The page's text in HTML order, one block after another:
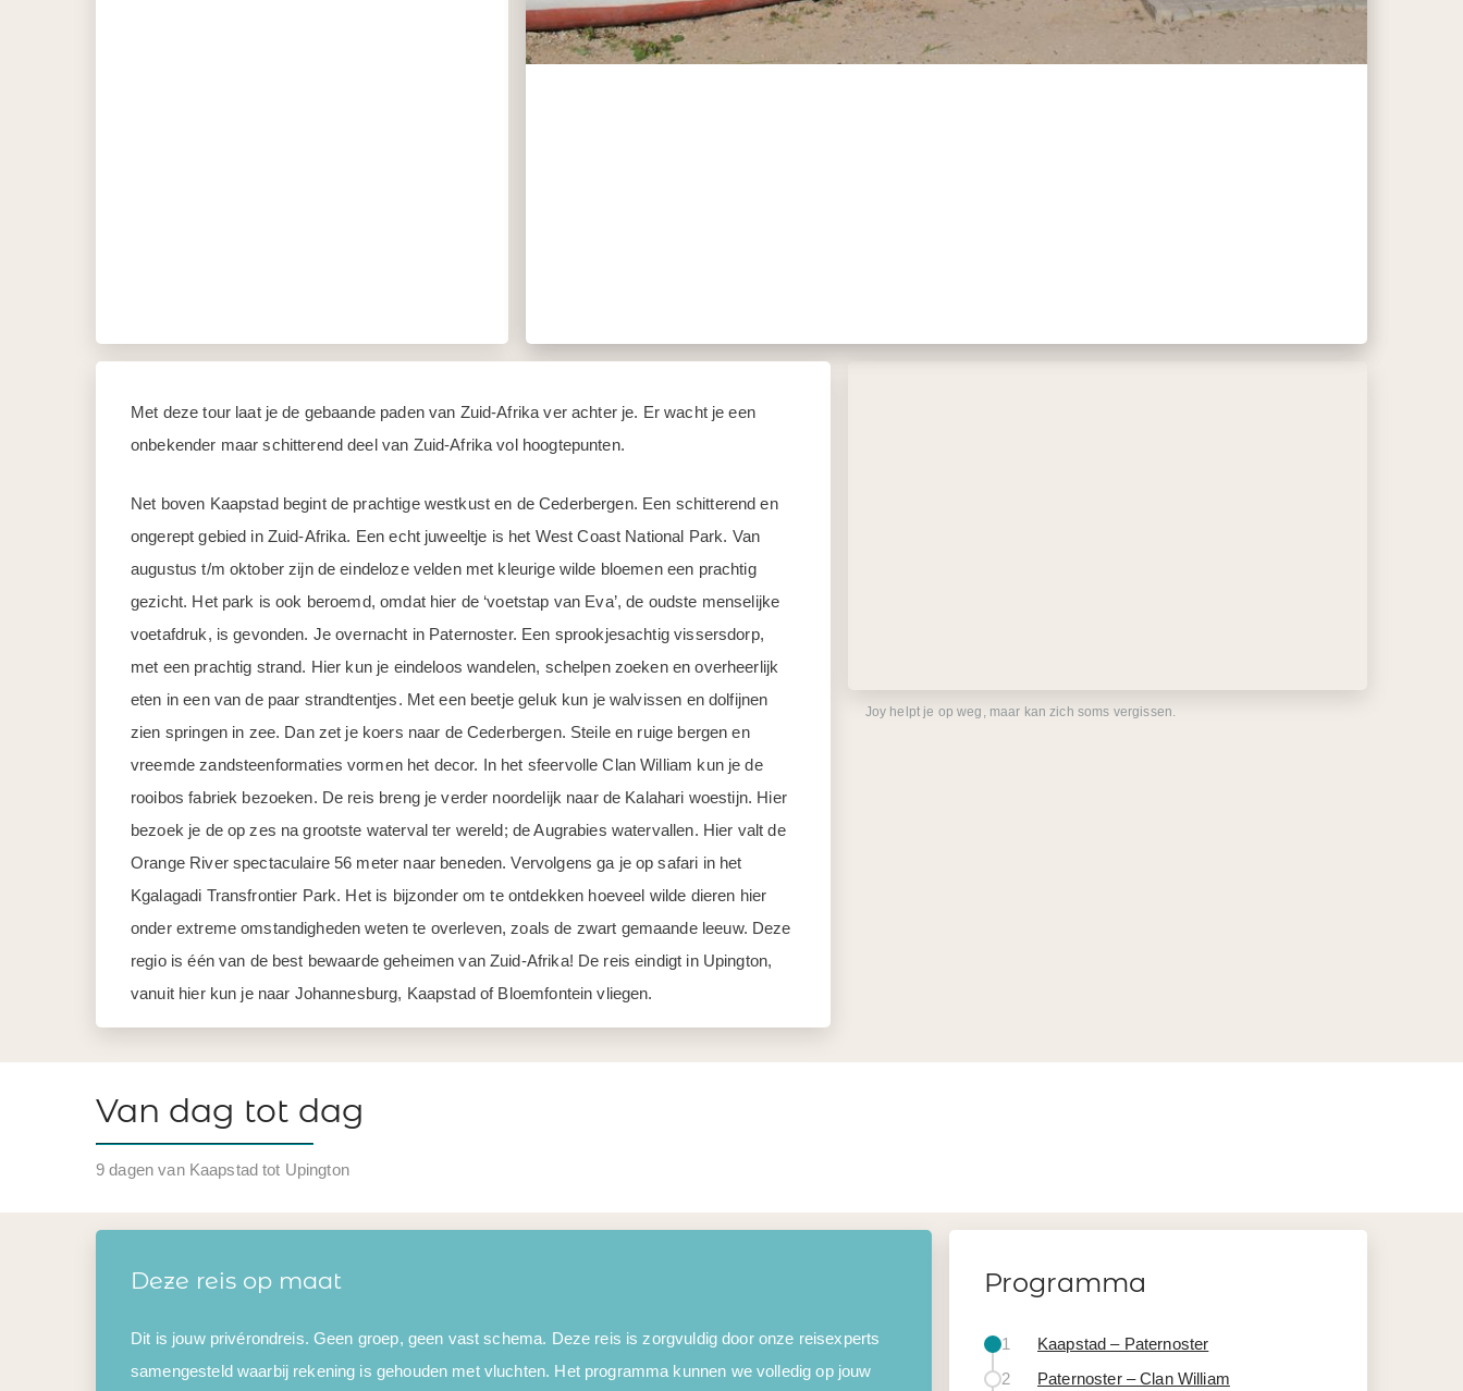
Met deze tour laat je de gebaande paden van Zuid-Afrika ver achter je. Er wacht je een
onbekender maar schitterend deel van Zuid-Afrika vol hoogtepunten.
Net boven Kaapstad begint de prachtige westkust en de Cederbergen. Een schitterend en
ongerept gebied in Zuid-Afrika. Een echt juweeltje is het West Coast National Park. Van
augustus t/m oktober zijn de eindeloze velden met kleurige wilde bloemen een prachtig
gezicht. Het park is ook beroemd, omdat hier de ‘voetstap van Eva’, de oudste menselijke
voetafdruk, is gevonden. Je overnacht in Paternoster. Een sprookjesachtig vissersdorp,
met een prachtig strand. Hier kun je eindeloos wandelen, schelpen zoeken en overheerlijk
eten in een van de paar strandtentjes. Met een beetje geluk kun je walvissen en dolfijnen
zien springen in zee. Dan zet je koers naar de Cederbergen. Steile en ruige bergen en
vreemde zandsteenformaties vormen het decor. In het sfeervolle Clan William kun je de
rooibos fabriek bezoeken. De reis breng je verder noordelijk naar de Kalahari woestijn. Hier
bezoek je de op zes na grootste waterval ter wereld; de Augrabies watervallen. Hier valt de
Orange River spectaculaire 56 meter naar beneden. Vervolgens ga je op safari in het
Kgalagadi Transfrontier Park. Het is bijzonder om te ontdekken hoeveel wilde dieren hier
onder extreme omstandigheden weten te overleven, zoals de zwart gemaande leeuw. Deze
regio is één van de best bewaarde geheimen van Zuid-Afrika! De reis eindigt in Upington,
vanuit hier kun je naar Johannesburg, Kaapstad of Bloemfontein vliegen.
Joy helpt je op weg, maar kan zich soms vergissen.
Van dag tot dag
9 dagen van Kaapstad tot Upington
Deze reis op maat
Dit is jouw privérondreis. Geen groep, geen vast schema. Deze reis is zorgvuldig door onze reisexperts
samengesteld waarbij rekening is gehouden met vluchten. Het programma kunnen we volledig op jouw
Programma
1
Kaapstad – Paternoster
2
Paternoster – Clan William